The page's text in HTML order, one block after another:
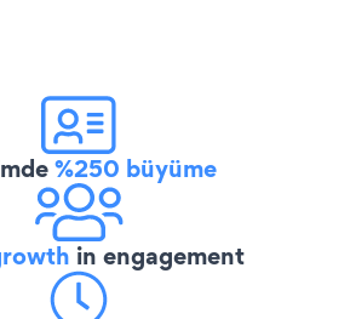
%250 büyüme
in engagement